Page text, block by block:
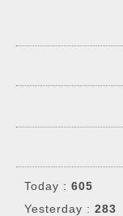
Today : 605
Yesterday : 283